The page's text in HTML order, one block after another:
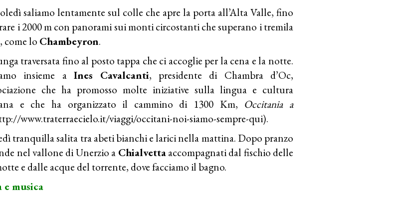
saliamo lentamente sul colle che apre la porta all’Alta Valle, fino
i 2000 m con panorami sui monti circostanti che superano i tremila
come lo Chambeyron.
traversata fino al posto tappa che ci accoglie per la cena e la notte.
insieme a Ines Cavalcanti, presidente di Chambra d’Oc,
che ha promosso molte iniziative sulla lingua e cultura
e che ha organizzato il cammino di 1300 Km, Occitania a
www.traterraecielo.it/viaggi/occitani-noi-siamo-sempre-qui).
tranquilla salita tra abeti bianchi e larici nella mattina. Dopo pranzo
nel vallone di Unerzio a Chialvettaaccompagnati dal fischio delle
e dalle acque del torrente, dove facciamo il bagno.
e musica